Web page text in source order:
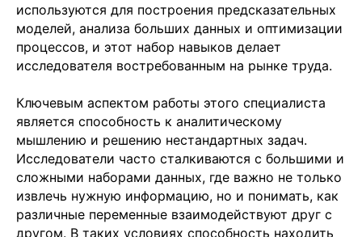
используются для построения предсказательных
моделей, анализа больших данных и оптимизации
процессов, и этот набор навыков делает
исследователя востребованным на рынке труда.
Ключевым аспектом работы этого специалиста
является способность к аналитическому
мышлению и решению нестандартных задач.
Исследователи часто сталкиваются с большими и
сложными наборами данных, где важно не только
извлечь нужную информацию, но и понимать, как
различные переменные взаимодействуют друг с
другом. В таких условиях способность находить